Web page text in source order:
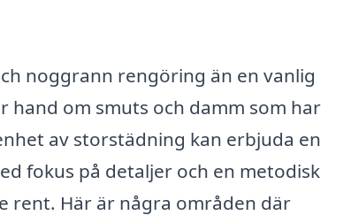
noggrann rengöring än en vanlig
om smuts och damm som har
av storstädning kan erbjuda en
fokus på detaljer och en metodisk
rent. Här är några områden där